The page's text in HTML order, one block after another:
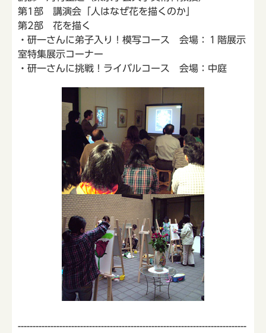
第1部 講演会「人はなぜ花を描くのか」
第2部 花を描く
・研一さんに弟子入り！模写コース 会場：１階展示
室特集展示コーナー
・研一さんに挑戦！ライバルコース 会場：中庭
-----------------------------------------------------------------------------